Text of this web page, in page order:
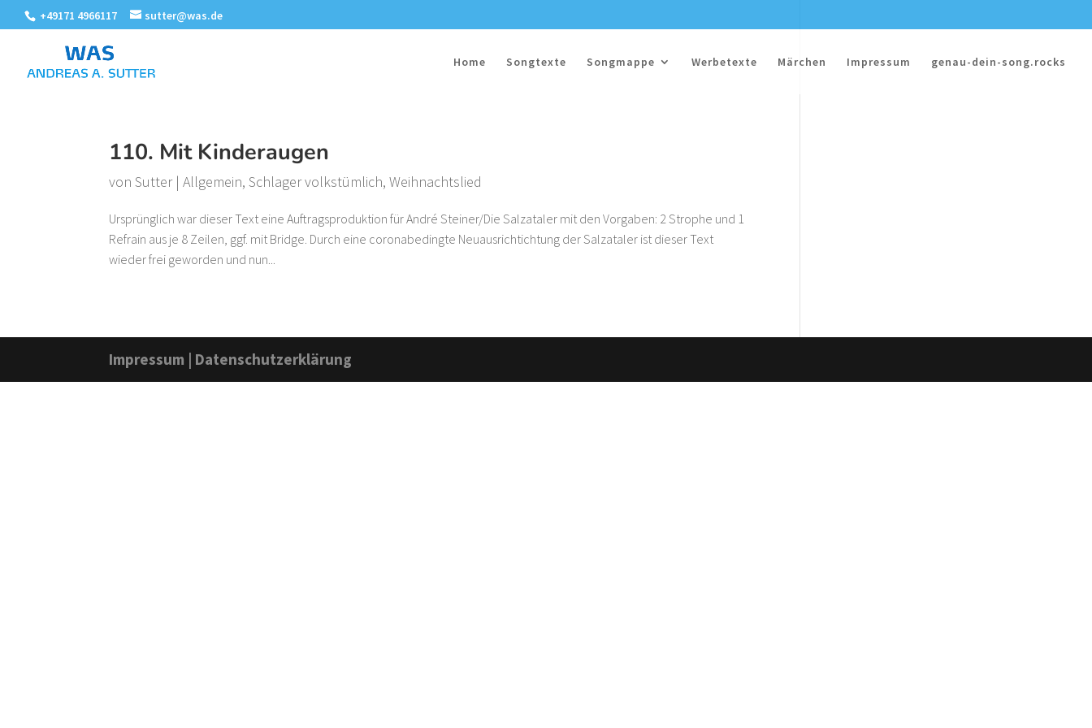
+49171 4966117 sutter@was.de
Home Songtexte Songmappe Werbetexte Märchen Impressum genau-dein-song.rocks
110. Mit Kinderaugen
vonSutter|Allgemein,Schlager volkstümlich,Weihnachtslied
Ursprünglich war dieser Text eine Auftragsproduktion für André Steiner/Die Salzataler mit den Vorgaben: 2 Strophe und 1
Refrain aus je 8 Zeilen, ggf. mit Bridge. Durch eine coronabedingte Neuausrichtichtung der Salzataler ist dieser Text
wieder frei geworden und nun...
Impressum | Datenschutzerklärung